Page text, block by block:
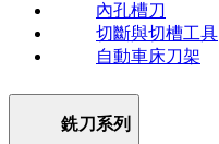
內孔槽刀
切斷與切槽工具
自動車床刀架
銑刀系列